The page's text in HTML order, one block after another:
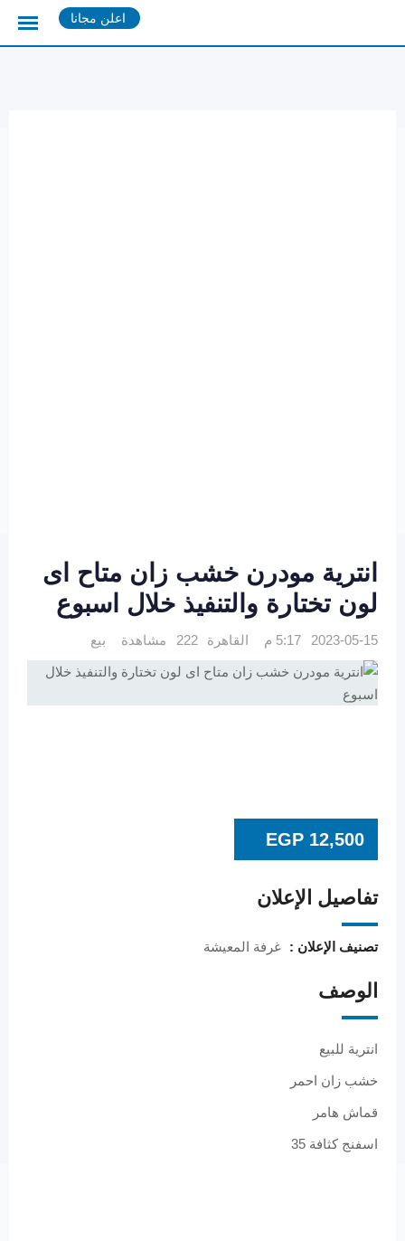
اعلن مجانا
انترية مودرن خشب زان متاح اى
لون تختارة والتنفيذ خلال اسبوع
2023-05-15 5:17 م القاهرة 222 مشاهدة بيع
EGP 12,500
تفاصيل الإعلان
تصنيف الإعلان : غرفة المعيشة
الوصف
انترية للبيع
خشب زان احمر
قماش هامر
اسفنج كثافة 35